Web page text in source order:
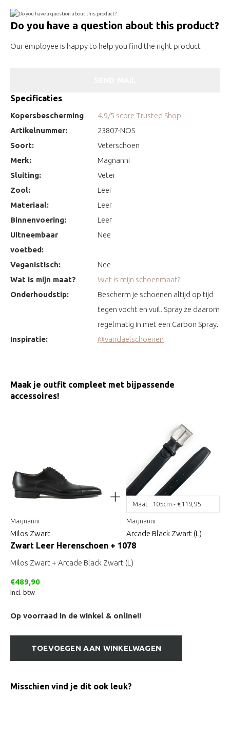
Do you have a question about this product?
Our employee is happy to help you find the right product
Specificaties
Kopersbescherming
4.9/5 score Trusted Shop!
Artikelnummer:
23807-NOS
Soort:
Veterschoen
Merk:
Magnanni
Sluiting:
Veter
Zool:
Leer
Materiaal:
Leer
Binnenvoering:
Leer
Uitneembaar
voetbed:
Nee
Veganistisch:
Nee
Wat is mijn maat?
Wat is mijn schoenmaat?
Onderhoudstip:
Bescherm je schoenen altijd op tijd
tegen vocht en vuil. Spray ze daarom
regelmatig in met een Carbon Spray.
Inspiratie:
@vandaelschoenen
Maak je outfit compleet met bijpassende
accessoires!
Magnanni
Milos Zwart
Magnanni
Arcade Black Zwart (L)
Zwart Leer Herenschoen + 1078
Milos Zwart + Arcade Black Zwart (L)
€489,90
Incl. btw
Op voorraad in de winkel & online!!
TOEVOEGEN AAN WINKELWAGEN
Misschien vind je dit ook leuk?